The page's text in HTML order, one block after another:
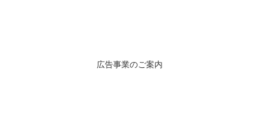
広告事業のご案内